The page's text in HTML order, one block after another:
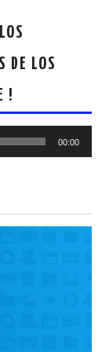
DE LOS
!
00:00